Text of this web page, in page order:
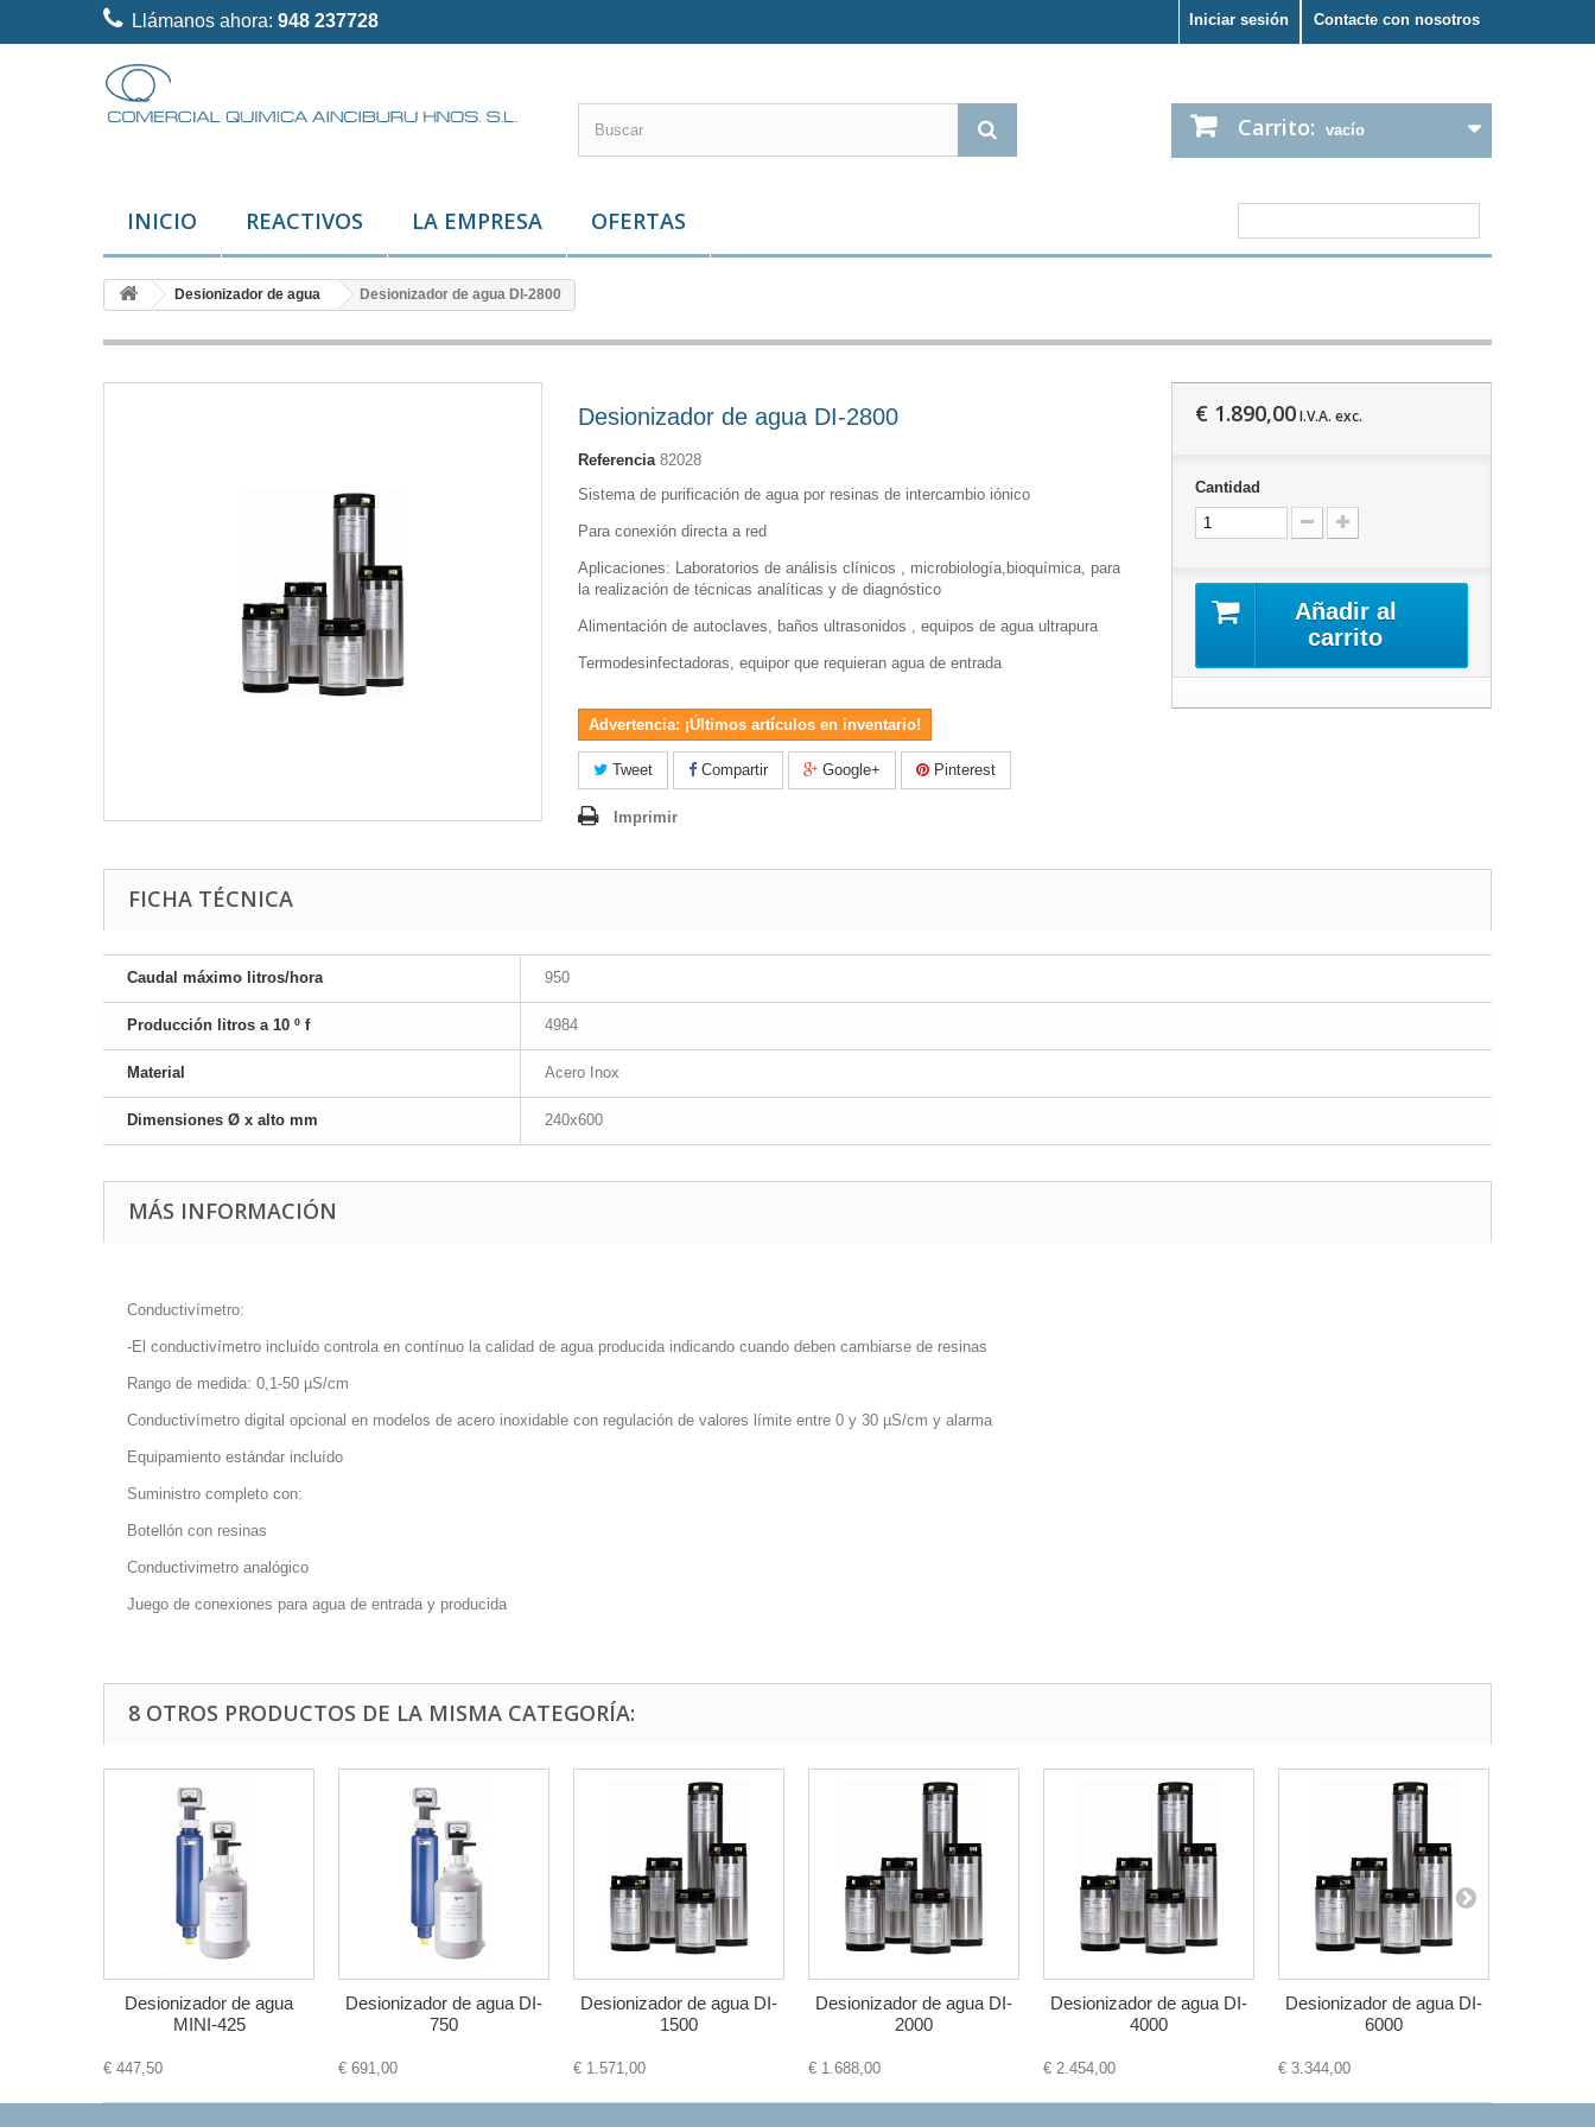
Contacte con nosotros
Llámanos ahora: 948 237728 Iniciar sesión
Carrito: vacío
INICIO REACTIVOS LA EMPRESA OFERTAS
Desionizador de agua Desionizador de agua DI-2800
Desionizador de agua DI-2800
Referencia 82028
Sistema de purificación de agua por resinas de intercambio iónico
Para conexión directa a red
Aplicaciones: Laboratorios de análisis clínicos , microbiología,bioquímica, para
la realización de técnicas analíticas y de diagnóstico
Alimentación de autoclaves, baños ultrasonidos , equipos de agua ultrapura
Termodesinfectadoras, equipor que requieran agua de entrada
Advertencia: ¡Últimos artículos en inventario!
Tweet Compartir Google+ Pinterest
Imprimir
€ 1.890,00I.V.A. exc.
Cantidad
Añadir al
carrito
FICHA TÉCNICA
Caudal máximo litros/hora 950
Producción litros a 10 º f 4984
Material Acero Inox
Dimensiones Ø x alto mm 240x600
MÁS INFORMACIÓN
Conductivímetro:
-El conductivímetro incluído controla en contínuo la calidad de agua producida indicando cuando deben cambiarse de resinas
Rango de medida: 0,1-50 µS/cm
Conductivímetro digital opcional en modelos de acero inoxidable con regulación de valores límite entre 0 y 30 µS/cm y alarma
Equipamiento estándar incluído
Suministro completo con:
Botellón con resinas
Conductivimetro analógico
Juego de conexiones para agua de entrada y producida
8 OTROS PRODUCTOS DE LA MISMA CATEGORÍA:
Desionizador de agua
MINI-425
€ 447,50
Desionizador de agua DI-
750
€ 691,00
Desionizador de agua DI-
1500
€ 1.571,00
Desionizador de agua DI-
2000
€ 1.688,00
Desionizador de agua DI-
4000
€ 2.454,00
Desionizador de agua DI-
6000
€ 3.344,00